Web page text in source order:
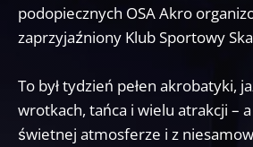
podopiecznych OSA Akro
zaprzyjaźniony Klub Sportowy
To był tydzień pełen akrobatyki,
wrotkach, tańca i wielu atrakcji –
świetnej atmosferze i z